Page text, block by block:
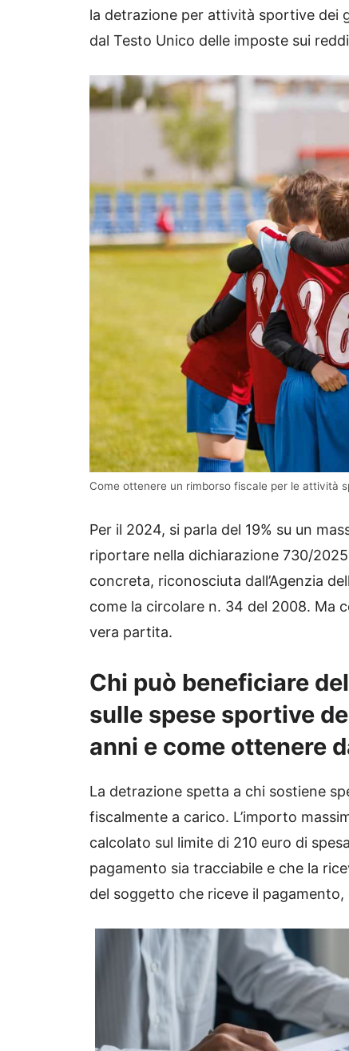
la detrazione per attività sportive dei
dal Testo Unico delle imposte sui
Come ottenere un rimborso fiscale per le attività
Per il 2024, si parla del 19% su un
riportare nella dichiarazione 730/
concreta, riconosciuta dall’Agenzia
come la circolare n. 34 del 2008. Ma
vera partita.
Chi può beneficiare
sulle spese sportive
anni e come ottenere
La detrazione spetta a chi sostiene
fiscalmente a carico. L’importo
calcolato sul limite di 210 euro di
pagamento sia tracciabile e che la
del soggetto che riceve il